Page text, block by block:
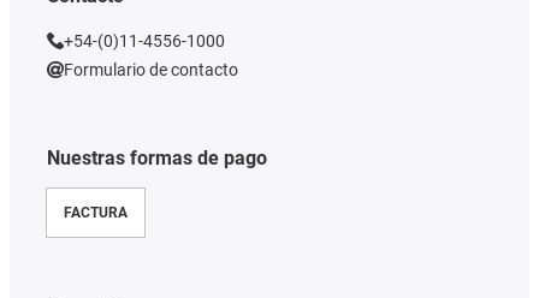
Nuestras formas de pago
FACTURA
+54-(0)11-4556-1000
Formulario de contacto